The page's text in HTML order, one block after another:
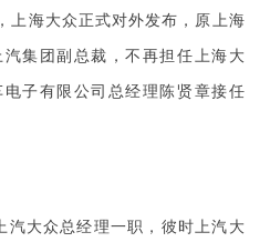
上海大众正式对外发布，原上海
集团副总裁，不再担任上海大
子有限公司总经理陈贤章接任
汽大众总经理一职，彼时上汽大